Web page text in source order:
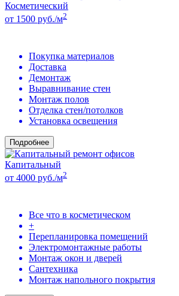
Косметический
от 1500 руб./м2
Покупка материалов
Доставка
Демонтаж
Выравнивание стен
Монтаж полов
Отделка стен/потолков
Установка освещения
Подробнее
Капитальный
от 4000 руб./м2
Все что в косметическом
+
Перепланировка помещений
Электромонтажные работы
Монтаж окон и дверей
Сантехника
Монтаж напольного покрытия